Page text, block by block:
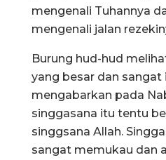
mengenali Tuhannya
mengenali jalan
Burung hud-hud
yang besar dan sangat
mengabarkan pada
singgasana itu tentu
singgsana Allah.
sangat memukau dan